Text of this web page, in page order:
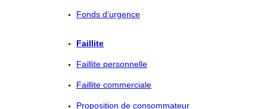
Fonds d’urgence
Faillite
Faillite personnelle
Faillite commerciale
Proposition de consommateur